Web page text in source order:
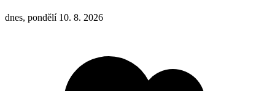
dnes, pondělí 10. 8. 2026